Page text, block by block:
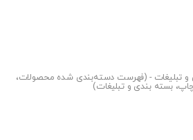
و تبلیغات - (فهرست دسته‌بندی شده محصولات،
بسته بندی و تبلیغات)